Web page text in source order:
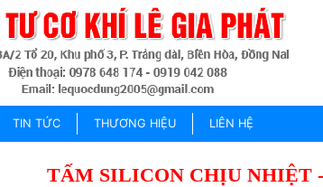
TIN TỨC THƯƠNG HIỆU LIÊN HỆ
TẤM SILICON CHỊU NHIỆT